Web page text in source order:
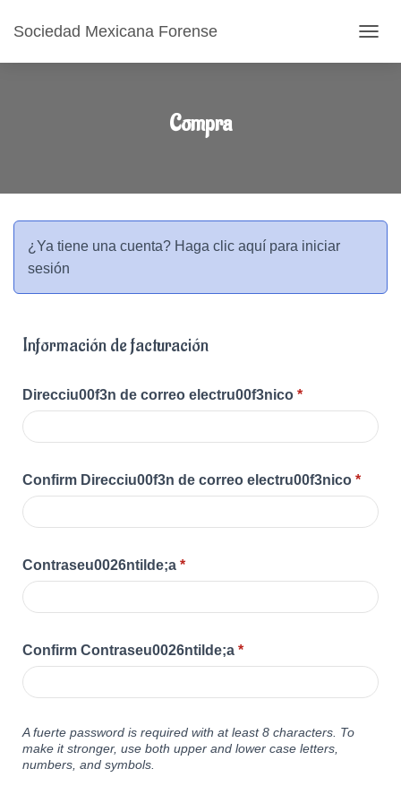
Sociedad Mexicana Forense
Compra
¿Ya tiene una cuenta? Haga clic aquí para iniciar
sesión
Información de facturación
Direcciu00f3n de correo electru00f3nico *
Confirm Direcciu00f3n de correo electru00f3nico *
Contraseu0026ntilde;a *
Confirm Contraseu0026ntilde;a *
A fuerte password is required with at least 8 characters. To
make it stronger, use both upper and lower case letters,
numbers, and symbols.